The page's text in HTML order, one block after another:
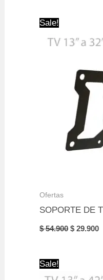
Sale!
Ofertas
SOPORTE DE
$54.900 Original
$ 29.900
Sale!